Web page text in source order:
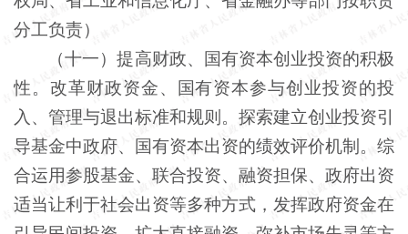
分工负责）
（十一）提高财政、国有资本创业投资的积极
性。改革财政资金、国有资本参与创业投资的投
入、管理与退出标准和规则。探索建立创业投资引
导基金中政府、国有资本出资的绩效评价机制。综
合运用参股基金、联合投资、融资担保、政府出资
适当让利于社会出资等多种方式，发挥政府资金在